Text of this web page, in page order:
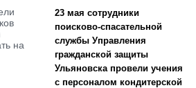
23 мая сотрудники
поисково-спасательной
службы Управления
гражданской защиты
Ульяновска провели учения
с персоналом кондитерской